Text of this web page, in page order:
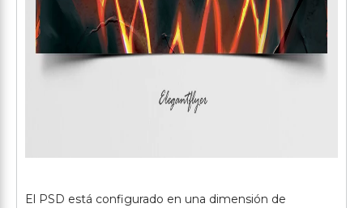
El PSD está configurado en una dimensión de